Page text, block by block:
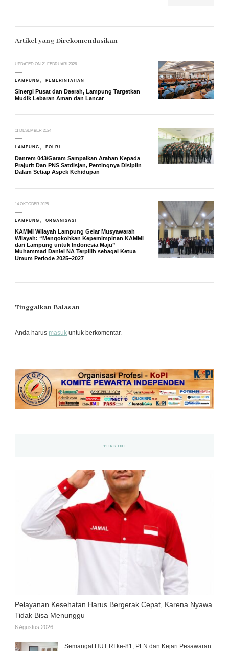
Artikel yang Direkomendasikan
UPDATED ON 21 FEBRUARI 2026
LAMPUNG PEMERINTAHAN
Sinergi Pusat dan Daerah, Lampung Targetkan
Mudik Lebaran Aman dan Lancar
11 DESEMBER 2024
LAMPUNG POLRI
Danrem 043/Gatam Sampaikan Arahan Kepada
Prajurit Dan PNS Satdisjan, Pentingnya Disiplin
Dalam Setiap Aspek Kehidupan
14 OKTOBER 2025
LAMPUNG ORGANISASI
KAMMI Wilayah Lampung Gelar Musyawarah
Wilayah: “Mengokohkan Kepemimpinan KAMMI
dari Lampung untuk Indonesia Maju”
Muhammad Daniel NA Terpilih sebagai Ketua
Umum Periode 2025–2027
Tinggalkan Balasan
Anda harus masuk untuk berkomentar.
TERKINI
Pelayanan Kesehatan Harus Bergerak Cepat, Karena Nyawa
Tidak Bisa Menunggu
6 Agustus 2026
Semangat HUT RI ke-81, PLN dan Kejari Pesawaran